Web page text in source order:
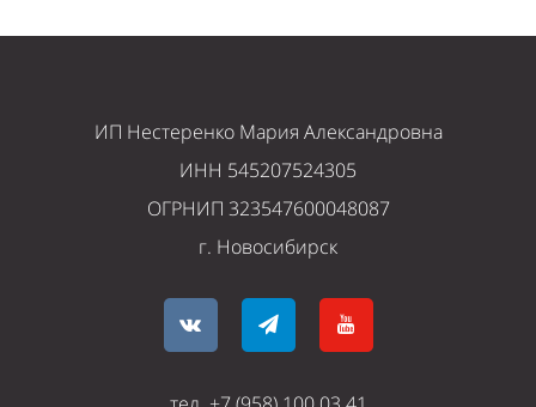
ИП Нестеренко Мария Александровна
ИНН 545207524305
ОГРНИП 323547600048087
г. Новосибирск